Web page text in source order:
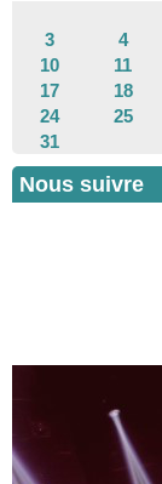
3
4
10
11
17
18
24
25
31
Nous suivre